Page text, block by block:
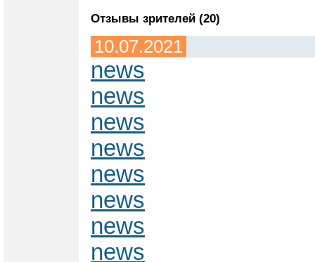
Отзывы зрителей (20)
10.07.2021
news
news
news
news
news
news
news
news